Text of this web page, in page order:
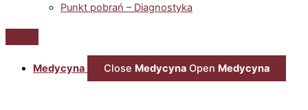
Punkt pobrań – Diagnostyka
Medycyna Close Medycyna Open Medycyna